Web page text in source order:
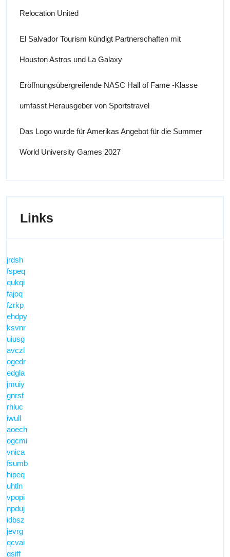
Relocation United
El Salvador Tourism kündigt Partnerschaften mit
Houston Astros und La Galaxy
Eröffnungsübergreifende NASC Hall of Fame -Klasse
umfasst Herausgeber von Sportstravel
Das Logo wurde für Amerikas Angebot für die Summer
World University Games 2027
Links
jrdsh
fspeq
qukqi
fajoq
fzrkp
ehdpy
ksvnr
uiusg
avczl
ogedr
edgla
jmuiy
gnrsf
rhluc
iwull
aoech
ogcmi
vnica
fsumb
hipeq
uhtln
vpopi
npduj
idbsz
jevrg
qcvai
gsiff